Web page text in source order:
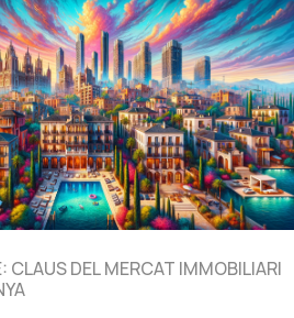
CLAUS DEL MERCAT IMMOBILIARI